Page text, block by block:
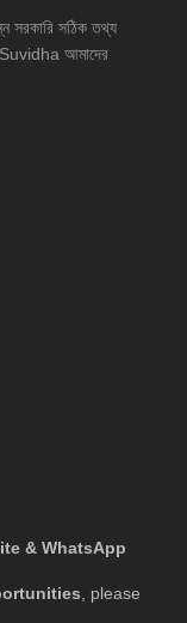
সরকারি সঠিক তথ্য
আমাদের
& WhatsApp
, please